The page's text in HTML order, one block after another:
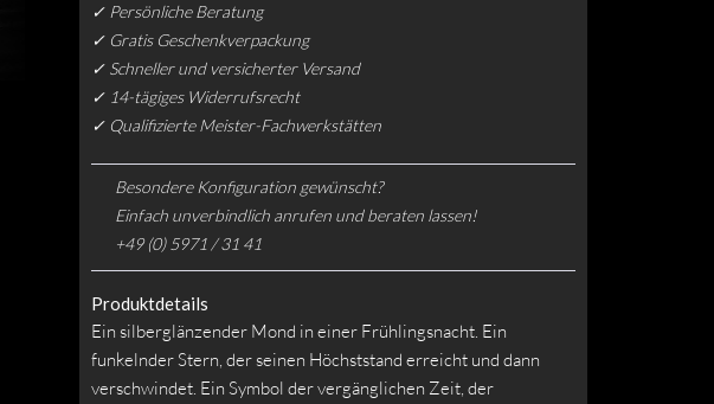
✓ Persönliche Beratung
✓ Gratis Geschenkverpackung
✓ Schneller und versicherter Versand
✓ 14-tägiges Widerrufsrecht
✓ Qualifizierte Meister-Fachwerkstätten
Besondere Konfiguration gewünscht?
Einfach unverbindlich anrufen und beraten lassen!
+49 (0) 5971 / 31 41
Produktdetails
Ein silberglänzender Mond in einer Frühlingsnacht. Ein
funkelnder Stern, der seinen Höchststand erreicht und dann
verschwindet. Ein Symbol der vergänglichen Zeit, der